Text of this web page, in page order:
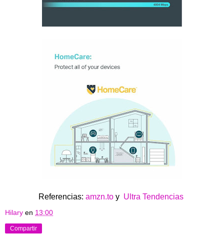
Referencias: amzn.to y Ultra Tendencias
Hilary en 13:00
Compartir